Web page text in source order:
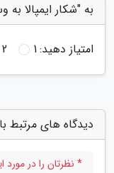
به "شکار ایمپالا به
امتیاز دهید:1
2
دیدگاه های مرتبط
* نظرتان را در مورد